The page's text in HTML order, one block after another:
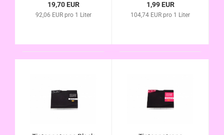
DCP-350C DCP-357C
DCP-540C DCP-
770CW
19,70 EUR
92,06 EUR pro 1 Liter
DCP-540CN DCP-
560CN DCP-750CW
1,99 EUR
104,74 EUR pro 1 Liter